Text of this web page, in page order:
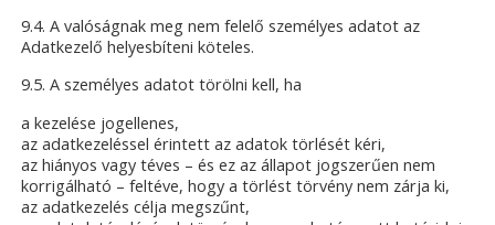
9.4. A valóságnak meg nem felelő személyes adatot az
Adatkezelő helyesbíteni köteles.
9.5. A személyes adatot törölni kell, ha
a kezelése jogellenes,
az adatkezeléssel érintett az adatok törlését kéri,
az hiányos vagy téves – és ez az állapot jogszerűen nem
korrigálható – feltéve, hogy a törlést törvény nem zárja ki,
az adatkezelés célja megszűnt,